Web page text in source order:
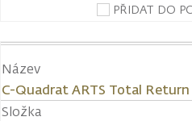
PŘIDAT DO
Název
C-Quadrat ARTS Total
Složka